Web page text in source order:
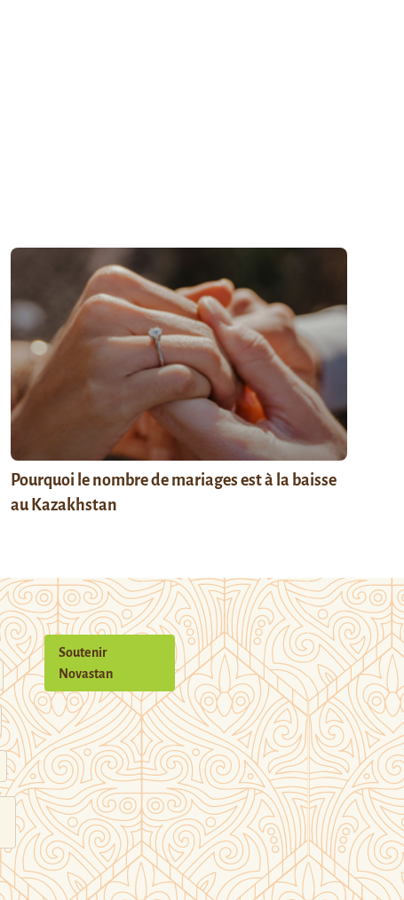
Pourquoi le nombre de mariages est à la baisse
au Kazakhstan
Soutenir
Novastan